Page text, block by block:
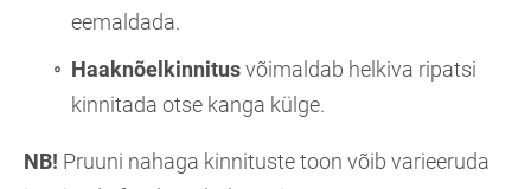
eemaldada.
Haaknõelkinnitusvõimaldab helkiva ripatsi
kinnitada otse kanga külge.
NB! Pruuni nahaga kinnituste toon võib varieeruda